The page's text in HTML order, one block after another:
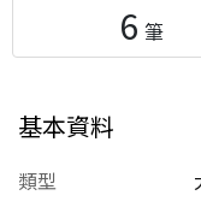
6 筆
基本資料
類型